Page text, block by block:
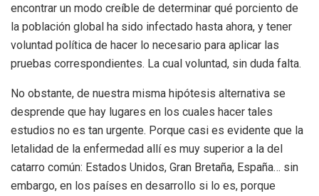
encontrar un modo creíble de determinar qué porciento de
la población global ha sido infectado hasta ahora, y tener
voluntad política de hacer lo necesario para aplicar las
pruebas correspondientes. La cual voluntad, sin duda falta.
No obstante, de nuestra misma hipótesis alternativa se
desprende que hay lugares en los cuales hacer tales
estudios no es tan urgente. Porque casi es evidente que la
letalidad de la enfermedad allí es muy superior a la del
catarro común: Estados Unidos, Gran Bretaña, España… sin
embargo, en los países en desarrollo si lo es, porque